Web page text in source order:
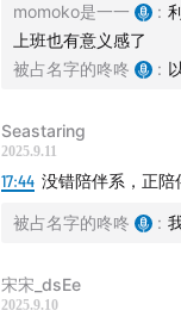
momoko是一一 :
上班也有意义感了
被占名字的咚咚
:
Seastaring
2025.9.11
17:44 没错陪伴系，正陪
被占名字的咚咚 :
宋宋_dsEe
2025.9.10